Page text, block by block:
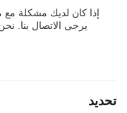
إذا كان لديك مشكلة مع
يرجى الاتصال بنا.
تحديد